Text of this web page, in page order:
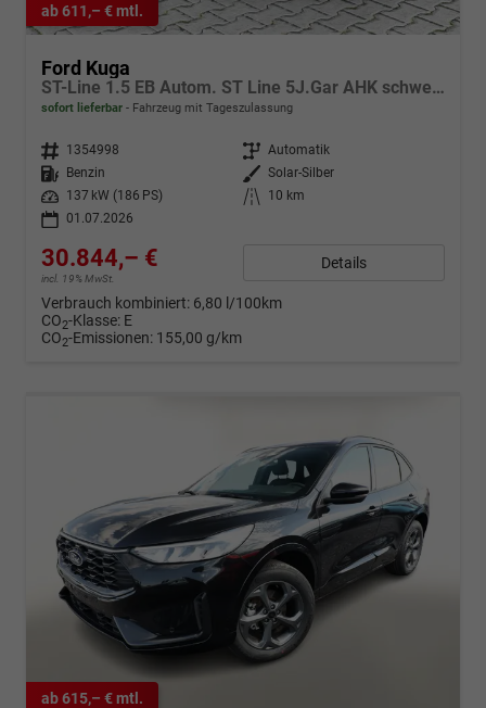
ab 611,– € mtl.
Ford Kuga
ST-Line 1.5 EB Autom. ST Line 5J.Gar AHK schwenkb
sofort lieferbar Fahrzeug mit Tageszulassung
Fahrzeugnr. 1354998 Getriebe Automatik
Kraftstoff
Benzin Außenfarbe Solar-Silber
Leistung
137 kW (186 PS) Kilometerstand
10 km
01.07.2026
30.844,– €
incl. 19% MwSt.
Details
Verbrauch kombiniert: 6,80 l/100km
CO2-Klasse: E
CO2-Emissionen: 155,00 g/km
ab 615,– € mtl.